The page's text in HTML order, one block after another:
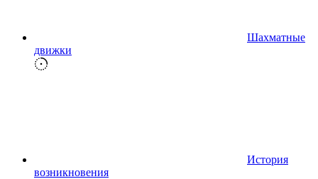
Шахматные
движки
История
возникновения